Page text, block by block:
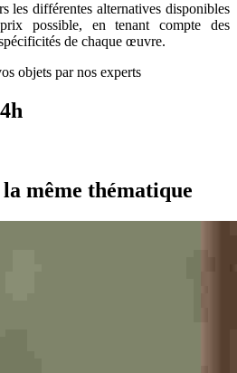
les différentes alternatives disponibles
possible, en tenant compte des
de chaque œuvre.
objets par nos experts
même thématique